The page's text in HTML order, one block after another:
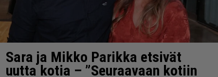
Sara ja Mikko Parikka etsivät
uutta kotia – ”Seuraavaan kotiin